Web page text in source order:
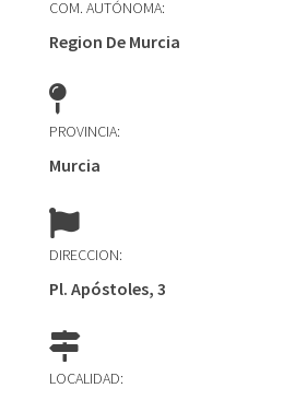
COM. AUTÓNOMA:
Region De Murcia
PROVINCIA:
Murcia
DIRECCION:
Pl. Apóstoles, 3
LOCALIDAD: